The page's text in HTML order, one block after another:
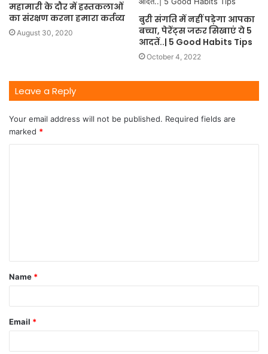
महामारी के दौर में हस्तकलाओं
का संरक्षण करना हमारा कर्तव्य
August 30, 2020
बुरी संगति में नहीं पड़ेगा आपका
बच्चा, पेरेंट्स जरुर सिखाएं ये 5
आदतें..| 5 Good Habits Tips
October 4, 2022
Leave a Reply
Your email address will not be published. Required fields are
marked *
Name *
Email *